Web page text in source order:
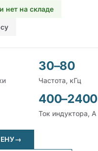
нет на складе
30–80
Частота, кГц
400–2400
Ток индуктора, А
→